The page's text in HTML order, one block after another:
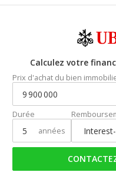
Calculez votre
Prix d'achat du bien
Durée
années